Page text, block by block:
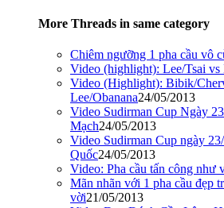
More Threads in same category
Chiêm ngưỡng 1 pha cầu vô
Video (highlight): Lee/Tsai
Video (Highlight): Bibik/
Lee/Obanana24/05/2013
Video Sudirman Cup Ngày
Mạch24/05/2013
Video Sudirman Cup ngày
Quốc24/05/2013
Video: Pha cầu tấn công như
Mãn nhãn với 1 pha cầu đẹp
vời21/05/2013